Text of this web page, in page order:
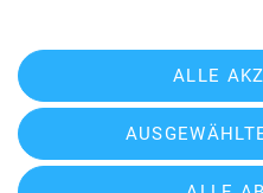
Telefon +498935789940
ALLE